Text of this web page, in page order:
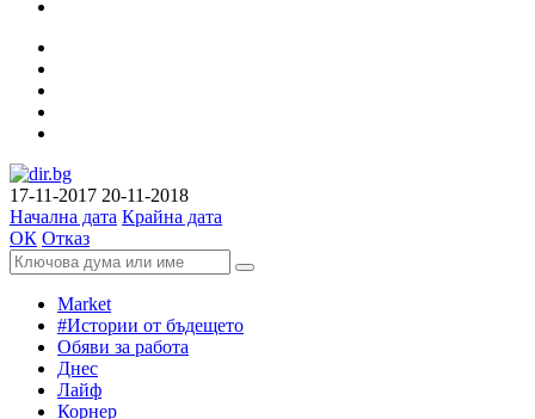
17-11-2017 20-11-2018
Начална дата Крайна дата
ОК Отказ
Market
#Истории от бъдещето
Обяви за работа
Днес
Лайф
Корнер